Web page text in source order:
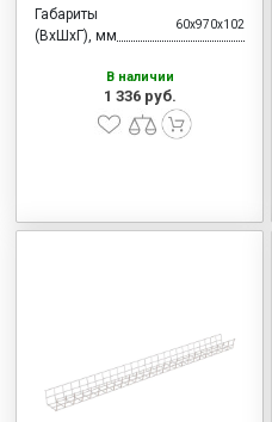
Габариты
(ВхШхГ), мм
60x970x102
В наличии
1 336 руб.